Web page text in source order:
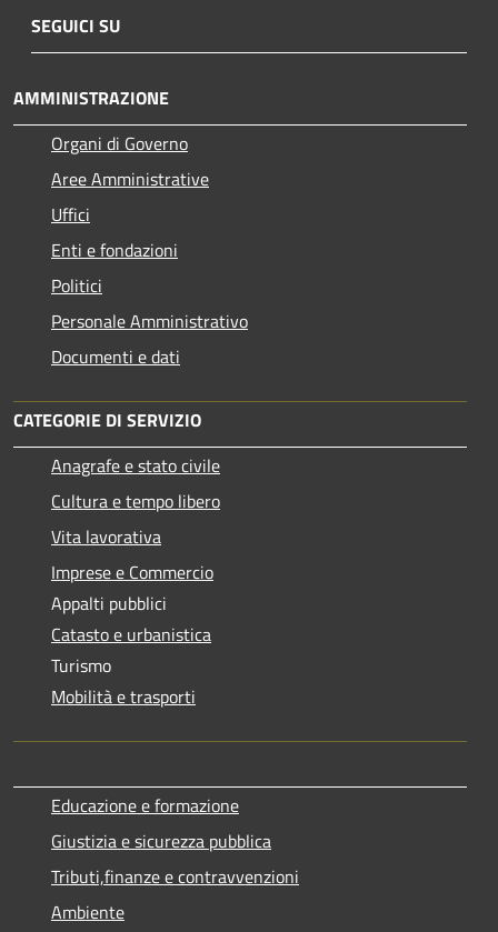
SEGUICI SU
AMMINISTRAZIONE
Organi di Governo
Aree Amministrative
Uffici
Enti e fondazioni
Politici
Personale Amministrativo
Documenti e dati
CATEGORIE DI SERVIZIO
Anagrafe e stato civile
Cultura e tempo libero
Vita lavorativa
Imprese e Commercio
Appalti pubblici
Catasto e urbanistica
Turismo
Mobilità e trasporti
Educazione e formazione
Giustizia e sicurezza pubblica
Tributi,finanze e contravvenzioni
Ambiente